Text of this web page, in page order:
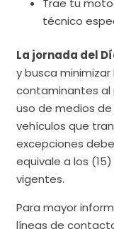
Trae tu
técnico
La jornada del
y busca
contaminantes al
uso de medios
vehículos que
excepciones
equivale a los
vigentes.
Para mayor
líneas de